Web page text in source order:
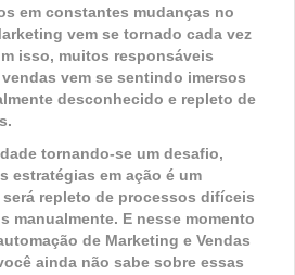
em constantes mudanças no
vem se tornado cada vez
isso, muitos responsáveis
vem se sentindo imersos
desconhecido e repleto de
tornando-se um desafio,
estratégias em ação é um
repleto de processos difíceis
manualmente. E nesse momento
de Marketing e Vendas
ainda não sabe sobre essas